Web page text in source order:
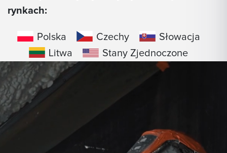
rynkach:
Polska Czechy
Słowacja
Litwa
Stany Zjednoczone